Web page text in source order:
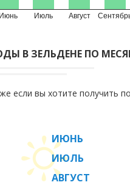
Июнь Июль Август
В ЗЕЛЬДЕНЕ ПО
если вы хотите получить
ИЮНЬ
ИЮЛЬ
АВГУСТ